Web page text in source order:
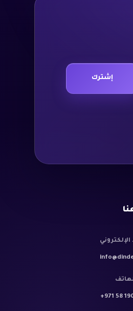
إشترك
الإلكتروني
+971 58